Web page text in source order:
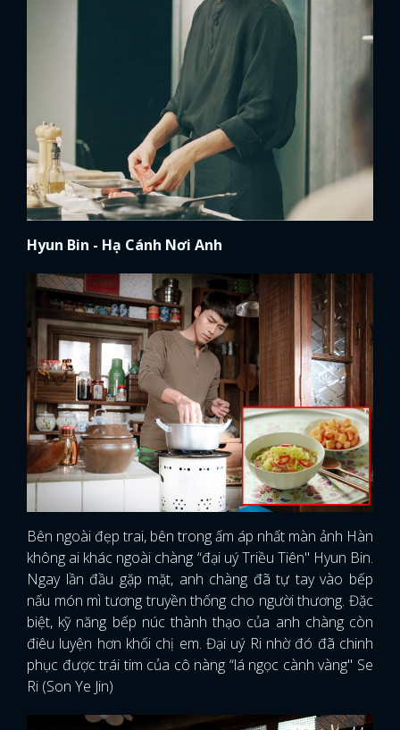
Hyun Bin - Hạ Cánh Nơi Anh
Bên ngoài đẹp trai, bên trong ấm áp nhất màn ảnh Hàn
không ai khác ngoài chàng “đại uý Triều Tiên" Hyun Bin.
Ngay lần đầu gặp mặt, anh chàng đã tự tay vào bếp
nấu món mì tương truyền thống cho người thương. Đặc
biệt, kỹ năng bếp núc thành thạo của anh chàng còn
điêu luyện hơn khối chị em. Đại uý Ri nhờ đó đã chinh
phục được trái tim của cô nàng “lá ngọc cành vàng" Se
Ri (Son Ye Jin)